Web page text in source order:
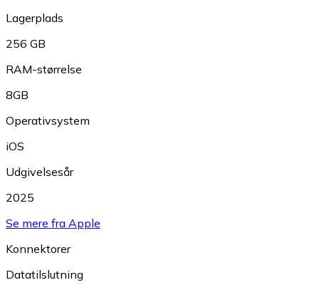
Lagerplads
256 GB
RAM-størrelse
8GB
Operativsystem
iOS
Udgivelsesår
2025
Se mere fra Apple
Konnektorer
Datatilslutning